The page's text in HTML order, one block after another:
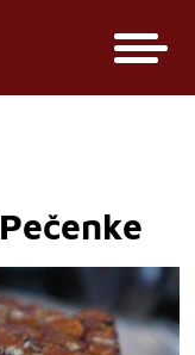
Pečenke